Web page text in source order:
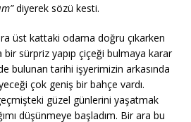
diyerek sözü kesti.
üst kattaki odama doğru çıkarken
sürpriz yapıp çiçeği bulmaya karar
bulunan tarihi işyerimizin arkasında
çok geniş bir bahçe vardı.
güzel günlerini yaşatmak
düşünmeye başladım. Bir ara bu